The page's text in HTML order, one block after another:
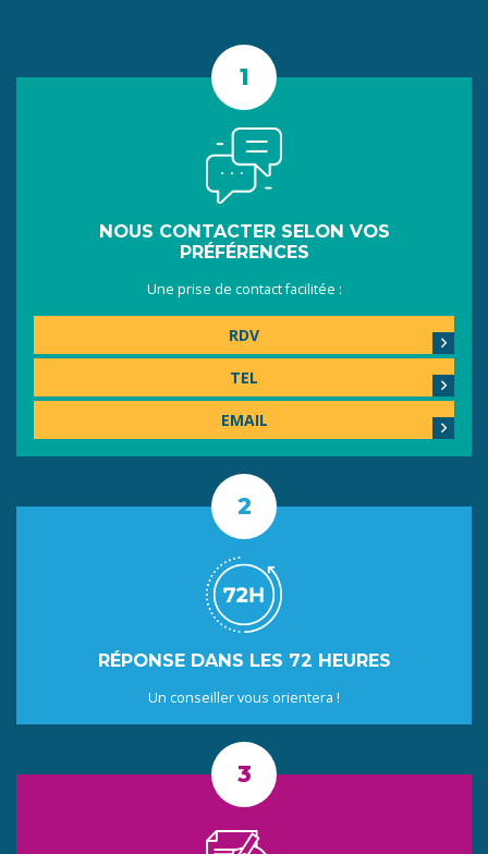
NOUS CONTACTER SELON VOS
PRÉFÉRENCES
Une prise de contact facilitée :
RDV
TEL
EMAIL
RÉPONSE DANS LES 72 HEURES
Un conseiller vous orientera !